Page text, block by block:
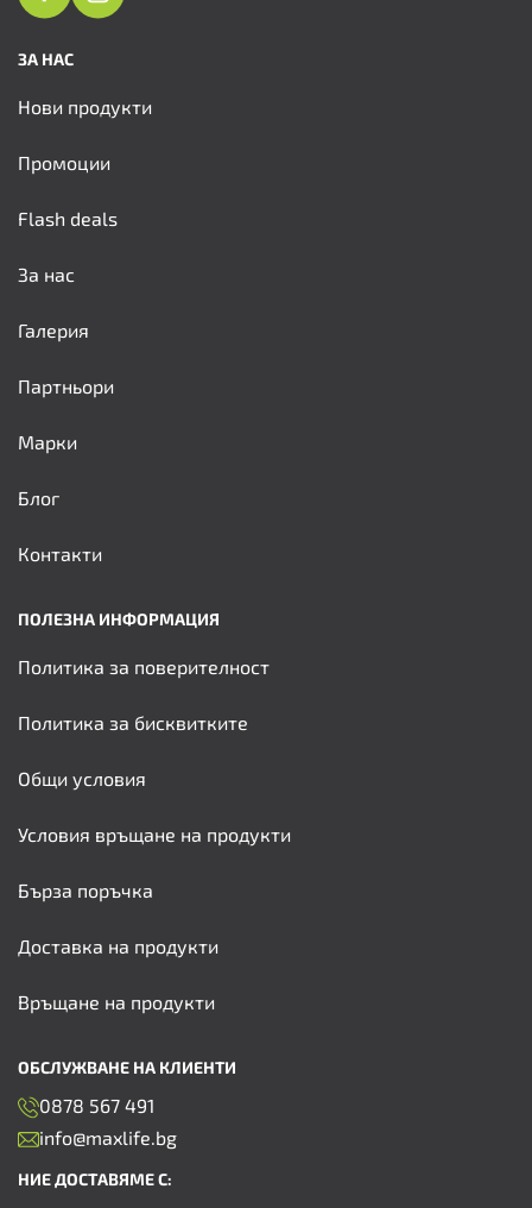
ЗА НАС
Нови продукти
Промоции
Flash deals
За нас
Галерия
Партньори
Марки
Блог
Контакти
ПОЛЕЗНА ИНФОРМАЦИЯ
Политика за поверителност
Политика за бисквитките
Общи условия
Условия връщане на продукти
Бърза поръчка
Доставка на продукти
Връщане на продукти
ОБСЛУЖВАНЕ НА КЛИЕНТИ
0878 567 491
info@maxlife.bg
НИЕ ДОСТАВЯМЕ С: